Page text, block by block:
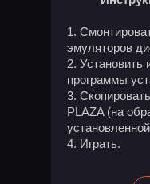
эмуляторов
Установить
программы
PLAZA (на
Играть.